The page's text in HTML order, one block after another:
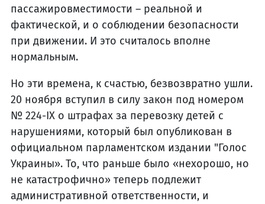
пассажировместимости – реальной и
фактической, и о соблюдении безопасности
при движении. И это считалось вполне
нормальным.
Но эти времена, к счастью, безвозвратно ушли.
20 ноября вступил в силу закон под номером
№ 224-IX о штрафах за перевозку детей с
нарушениями, который был опубликован в
официальном парламентском издании "Голос
Украины». То, что раньше было «нехорошо, но
не катастрофично» теперь подлежит
административной ответственности, и